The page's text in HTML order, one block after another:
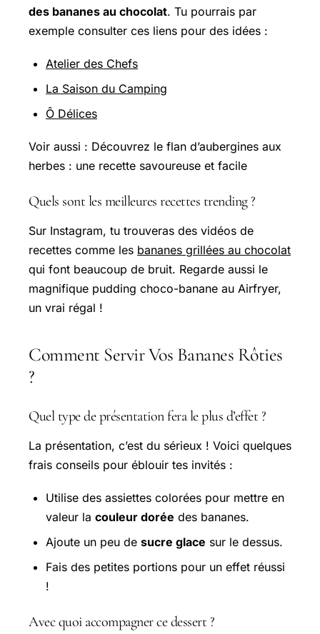
des bananes au chocolat. Tu pourrais par
exemple consulter ces liens pour des idées :
Atelier des Chefs
La Saison du Camping
Ô Délices
Voir aussi : Découvrez le flan d’aubergines aux
herbes : une recette savoureuse et facile
Quels sont les meilleures recettes trending ?
Sur Instagram, tu trouveras des vidéos de
recettes comme les bananes grillées au chocolat
qui font beaucoup de bruit. Regarde aussi le
magnifique pudding choco-banane au Airfryer,
un vrai régal !
Comment Servir Vos Bananes Rôties
?
Quel type de présentation fera le plus d’effet ?
La présentation, c’est du sérieux ! Voici quelques
frais conseils pour éblouir tes invités :
Utilise des assiettes colorées pour mettre en
valeur la couleur dorée des bananes.
Ajoute un peu de sucre glace sur le dessus.
Fais des petites portions pour un effet réussi
!
Avec quoi accompagner ce dessert ?